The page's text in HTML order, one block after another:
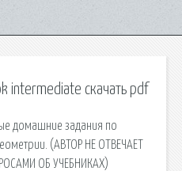
intermediate скачать pdf
домашние задания по
(АВТОР НЕ ОТВЕЧАЕТ
ОБ УЧЕБНИКАХ)